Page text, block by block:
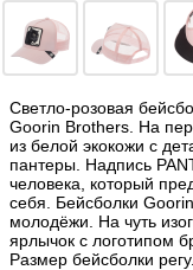
Светло-розовая
Goorin Brothers. На
из белой экокожи с
пантеры. Надпись
человека, который
себя. Бейсболки
молодёжи. На чуть
ярлычок с логотипом
Размер бейсболки